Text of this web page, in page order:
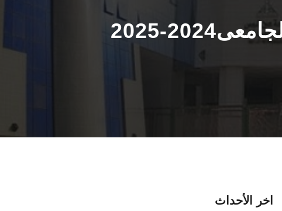
2025
اخر الأحداث